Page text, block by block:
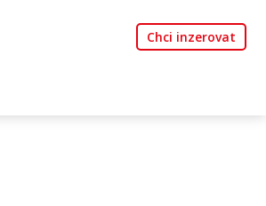
Chci inzerovat